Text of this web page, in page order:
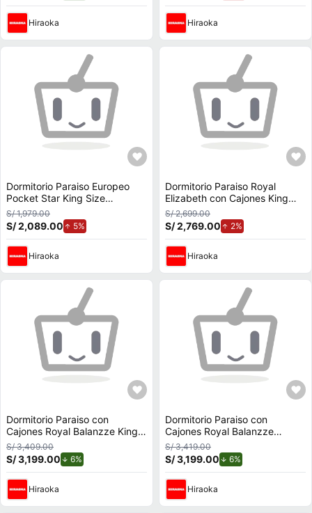
Hiraoka Hiraoka
Dormitorio Paraiso Europeo
Pocket Star King Size
Chocolate
S/ 1,979.00
S/ 2,089.00 5%
Hiraoka
Dormitorio Paraiso Royal
Elizabeth con Cajones King
Size 198 Champagne
S/ 2,699.00
S/ 2,769.00 2%
Hiraoka
Dormitorio Paraiso con
Cajones Royal Balanzze King
Champagne
S/ 3,409.00
S/ 3,199.00 6%
Hiraoka
Dormitorio Paraiso con
Cajones Royal Balanzze
c/Blocks King. Champagne
S/ 3,419.00
S/ 3,199.00 6%
Hiraoka